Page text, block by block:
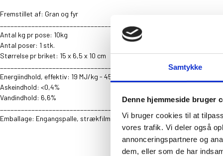
Samtykke
Denne hjemmeside bruger
Vi bruger cookies til at
vores trafik. Vi deler også
annonceringspartnere og
dem, eller som de har
Fremstillet af: Gran og fyr
Antal kg pr pose: 10kg
Antal poser: 1 stk.
Størrelse pr briket: 15 x 6,5 x 10 cm
Energiindhold, effektiv: 19 MJ/kg - 4500 kcal/kg - 5,3 kWh/kg
Askeindhold: <0,4%
Vandindhold: 6,6%
Emballage: Engangspalle, strækfilm og plastik.